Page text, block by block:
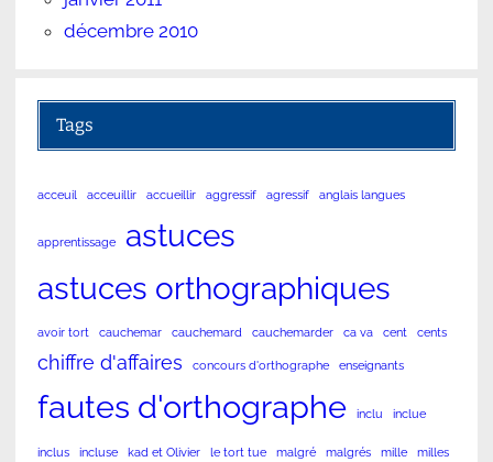
décembre 2010
Tags
acceuil acceuillir accueillir aggressif agressif anglais langues
apprentissage
astuces
astuces orthographiques
avoir tort cauchemar cauchemard cauchemarder ca va cent cents
chiffre d'affaires concours d'orthographe enseignants
fautes d'orthographe inclu inclue
inclus incluse kad et Olivier le tort tue malgré malgrés mille milles